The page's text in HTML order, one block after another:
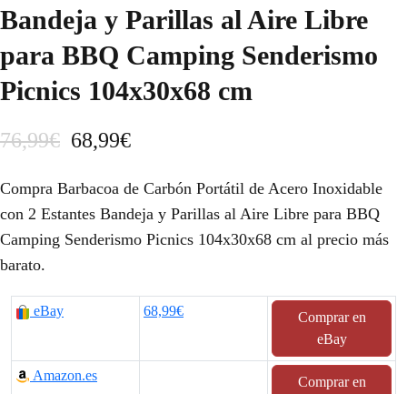
Bandeja y Parillas al Aire Libre
para BBQ Camping Senderismo
Picnics 104x30x68 cm
76,99€ E
p
r
o
68,99€E
p
r
Compra Barbacoa de Carbón Portátil de Acero Inoxidable
con 2 Estantes Bandeja y Parillas al Aire Libre para BBQ
Camping Senderismo Picnics 104x30x68 cm al precio más
barato.
eBay 68,99€
Comprar en
eBay
Amazon.es
Comprar en